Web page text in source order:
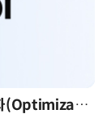
AI 시대의 의사결정을 바꾸는 수리최적화(Optimization): 실제 산업 적용 사례와 활용 전략